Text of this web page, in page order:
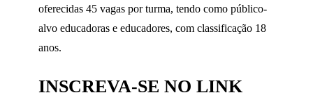
oferecidas 45 vagas por turma, tendo como público-
alvo educadoras e educadores, com classificação 18
anos.​
INSCREVA-SE NO LINK